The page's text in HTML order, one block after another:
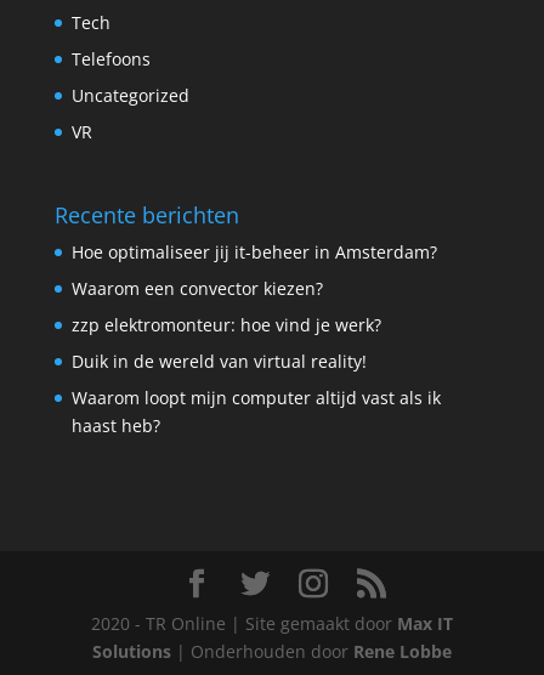
Tech
Telefoons
Uncategorized
VR
Recente berichten
Hoe optimaliseer jij it-beheer in Amsterdam?
Waarom een convector kiezen?
zzp elektromonteur: hoe vind je werk?
Duik in de wereld van virtual reality!
Waarom loopt mijn computer altijd vast als ik
haast heb?
2020 - TR Online | Site gemaakt door Max IT
Solutions| Onderhouden door Rene Lobbe